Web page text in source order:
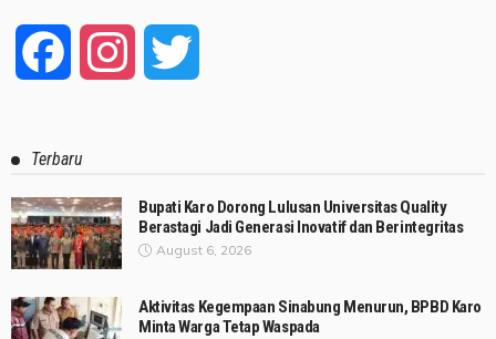
Facebook Instagram
Terbaru
Bupati Karo Dorong Lulusan Universitas Quality
Berastagi Jadi Generasi Inovatif dan Berintegritas
August 6, 2026
Aktivitas Kegempaan Sinabung Menurun, BPBD Karo
Minta Warga Tetap Waspada